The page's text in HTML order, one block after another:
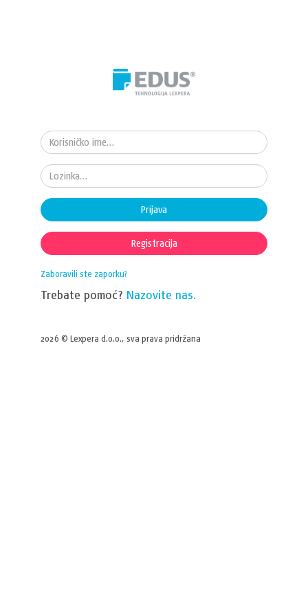
Prijava
Registracija
Zaboravili ste zaporku?
Trebate pomoć? Nazovite nas.
2026 © Lexpera d.o.o., sva prava pridržana